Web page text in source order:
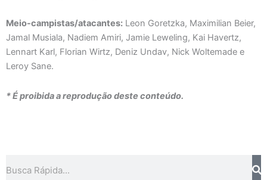
Meio-campistas/atacantes: Leon Goretzka, Maximilian Beier,
Jamal Musiala, Nadiem Amiri, Jamie Leweling, Kai Havertz,
Lennart Karl, Florian Wirtz, Deniz Undav, Nick Woltemade e
Leroy Sane.
* É proibida a reprodução deste conteúdo.